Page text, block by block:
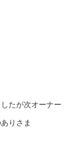
たが次オーナー
りさま